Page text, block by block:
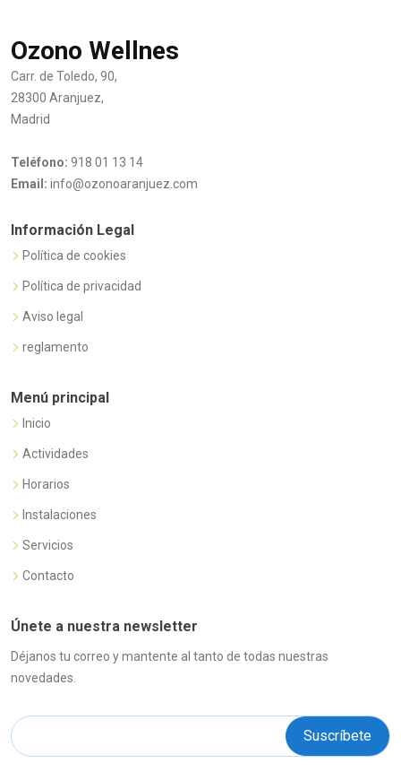
Ozono Wellnes
Carr. de Toledo, 90,
28300 Aranjuez,
Madrid
Teléfono: 918 01 13 14
Email: info@ozonoaranjuez.com
Información Legal
Política de cookies
Política de privacidad
Aviso legal
reglamento
Menú principal
Inicio
Actividades
Horarios
Instalaciones
Servicios
Contacto
Únete a nuestra newsletter
Déjanos tu correo y mantente al tanto de todas nuestras
novedades.